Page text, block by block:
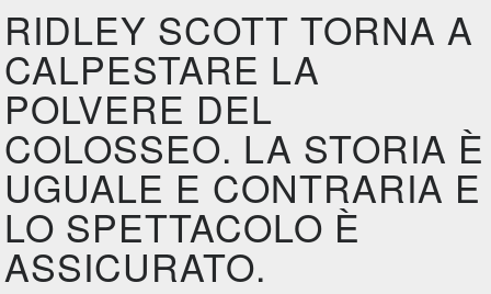
RIDLEY SCOTT TORNA A
CALPESTARE LA
POLVERE DEL
COLOSSEO. LA STORIA È
UGUALE E CONTRARIA E
LO SPETTACOLO È
ASSICURATO.